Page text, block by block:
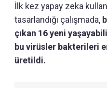
İlk kez yapay zeka
tasarlandığı çalışmada,
çıkan 16 yeni
bu virüsler bakterileri
üretildi.